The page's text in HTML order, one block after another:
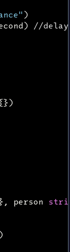
)
) //delay
person